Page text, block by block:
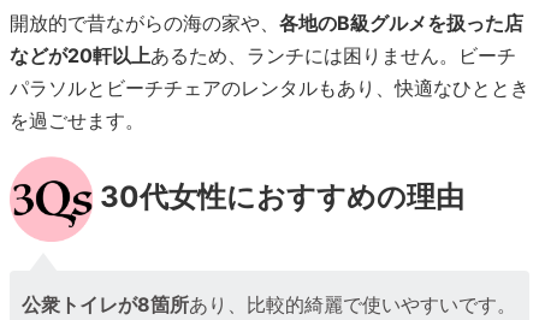
開放的で昔ながらの海の家や、 各地のB級グルメを扱った店
などが20軒以上あるため、ランチには困りません。ビーチ
パラソルとビーチチェアのレンタルもあり、快適なひととき
を過ごせます。
30代女性におすすめの理由
公衆トイレが8箇所あり、比較的綺麗で使いやすいです。